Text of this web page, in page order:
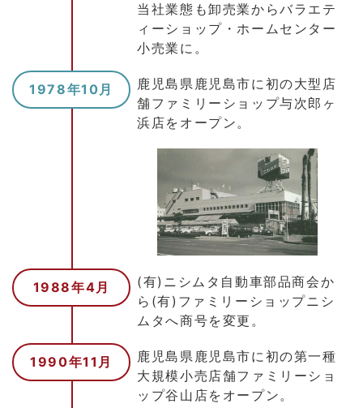
当社業態も卸売業からバラエテ
ィーショップ・ホームセンター
小売業に。
1978年10月
鹿児島県鹿児島市に初の大型店
舗ファミリーショップ与次郎ヶ
浜店をオープン。
1988年4月
(有)ニシムタ自動車部品商会か
ら(有)ファミリーショップニシ
ムタへ商号を変更。
1990年11月
鹿児島県鹿児島市に初の第一種
大規模小売店舗ファミリーショ
ップ谷山店をオープン。